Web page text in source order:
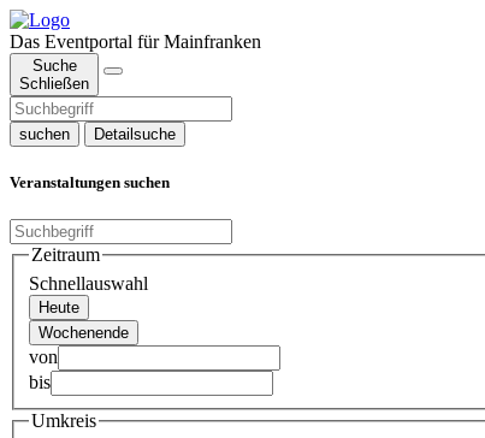
Das Eventportal für Mainfranken
Suche
Schließen
suchen Detailsuche
Veranstaltungen suchen
Zeitraum
Schnellauswahl
Heute
Wochenende
von
bis
Umkreis